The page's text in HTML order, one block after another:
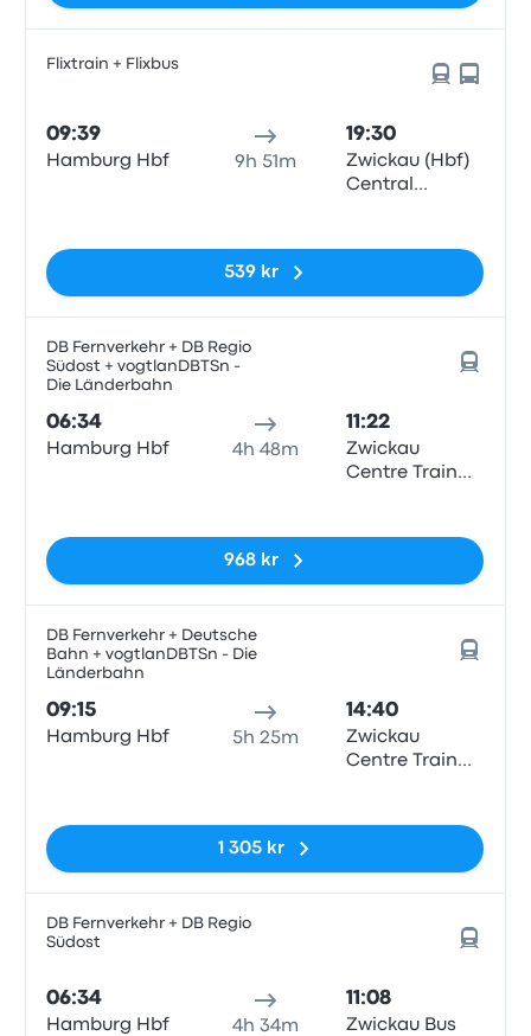
Flixtrain + Flixbus
09:39
Hamburg Hbf 9h 51m
19:30
Zwickau (Hbf)
Central
539 kr
DB Fernverkehr + DB Regio
Südost + vogtlanDBTSn -
Die Länderbahn
06:34
Hamburg Hbf 4h 48m
11:22
Zwickau
Centre Train
968 kr
DB Fernverkehr + Deutsche
Bahn + vogtlanDBTSn - Die
Länderbahn
09:15
Hamburg Hbf 5h 25m
14:40
Zwickau
Centre Train
1 305 kr
DB Fernverkehr + DB Regio
Südost
06:34
Hamburg Hbf 4h 34m
11:08
Zwickau Bus